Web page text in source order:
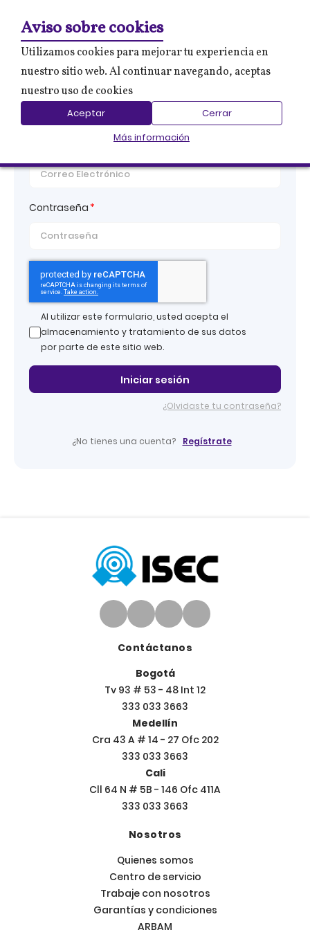
Aviso sobre cookies
Utilizamos cookies para mejorar tu experiencia en
nuestro sitio web. Al continuar navegando, aceptas
nuestro uso de cookies
Aceptar
Cerrar
Más información
Iniciar Sesión
Correo electrónico
Contraseña
Al utilizar este formulario, usted acepta el
almacenamiento y tratamiento de sus datos
por parte de este sitio web.
Iniciar sesión
¿Olvidaste tu contraseña?
¿No tienes una cuenta? Regístrate
Contáctanos
Bogotá
Tv 93 # 53 - 48 Int 12
333 033 3663
Medellín
Cra 43 A # 14 - 27 Ofc 202
333 033 3663
Cali
Cll 64 N # 5B - 146 Ofc 411A
333 033 3663
Nosotros
Quienes somos
Centro de servicio
Trabaje con nosotros
Garantías y condiciones
ARBAM